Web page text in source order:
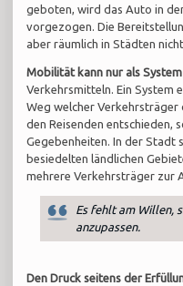
geboten, wird das Auto in
vorgezogen. Die
aber räumlich in Städten
Mobilität kann nur als
Verkehrsmitteln. Ein System
Weg welcher
den Reisenden entschieden,
Gegebenheiten. In der Stadt
besiedelten ländlichen
mehrere Verkehrsträger zur
Es fehlt am Willen,
anzupassen.
Den Druck seitens der